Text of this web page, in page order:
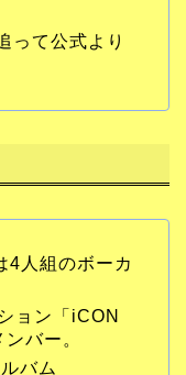
って公式より
4人組のボーカ
ョン「iCON
バー。
バム